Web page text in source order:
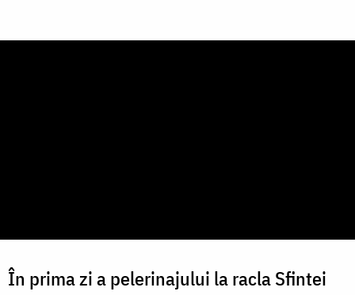
În prima zi a pelerinajului la racla Sfintei